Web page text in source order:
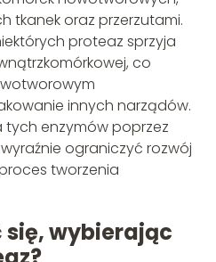
tkanek oraz przerzutami.
proteaz sprzyja
co
innych narządów.
tych enzymów poprzez
ograniczyć rozwój
tworzenia
się, wybierając